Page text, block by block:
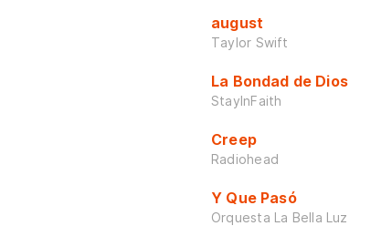
august
Taylor Swift
La Bondad de Dios
StayInFaith
Creep
Radiohead
Y Que Pasó
Orquesta La Bella Luz